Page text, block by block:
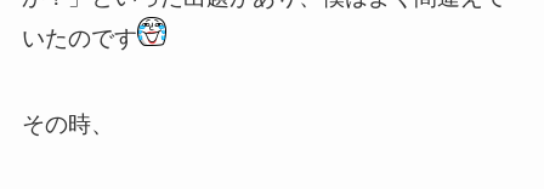
いたのです
その時、